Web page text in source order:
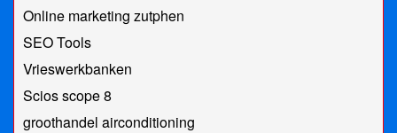
Online marketing zutphen
SEO Tools
Vrieswerkbanken
Scios scope 8
groothandel airconditioning